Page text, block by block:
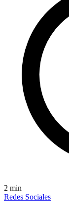
2 min
Redes Sociales